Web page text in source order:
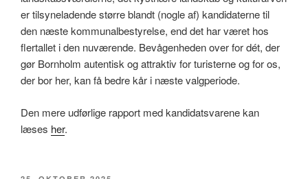
er tilsyneladende større blandt (nogle af) kandidaterne til
den næste kommunalbestyrelse, end det har været hos
flertallet i den nuværende. Bevågenheden over for dét, der
gør Bornholm autentisk og attraktiv for turisterne og for os,
der bor her, kan få bedre kår i næste valgperiode.
Den mere udførlige rapport med kandidatsvarene kan
læses her.